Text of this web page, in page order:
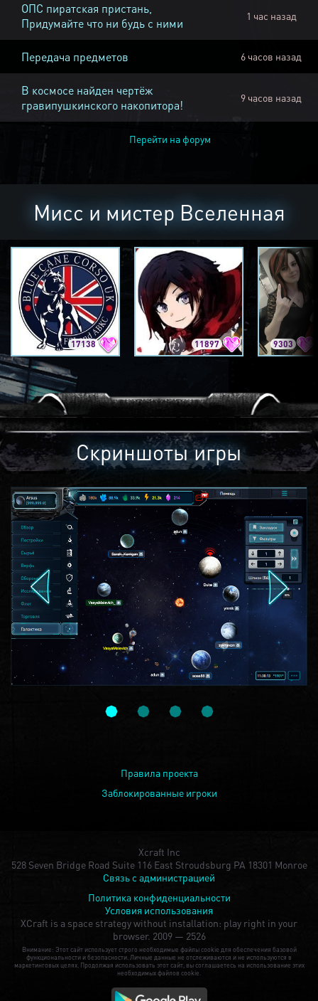
ОПС пиратская пристань,
Придумайте что ни будь с ними
1 час назад
Передача предметов 6 часов назад
В космосе найден чертёж
гравипушкинского накопитора!
9 часов назад
Перейти на форум
Мисс и мистер Вселенная
17138 11897 9303
Скриншоты игры
Правила проекта
Заблокированные игроки
Xcraft Inc
528 Seven Bridge Road Suite 116 East Stroudsburg PA 18301 Monroe
Связь с администрацией
Политика конфиденциальности
Условия использования
XCraft is a space strategy without installation: play right in your
browser. 2009 — 2526
Внимание: Этот сайт использует строго необходимые файлы cookie для обеспечения базовой
функциональности и безопасности. Личные данные не отслеживаются и не используются в
маркетинговых целях. Продолжая использовать этот сайт, вы соглашаетесь на использование этих
необходимых файлов cookie.